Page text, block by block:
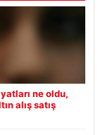
ne oldu,
alış satış